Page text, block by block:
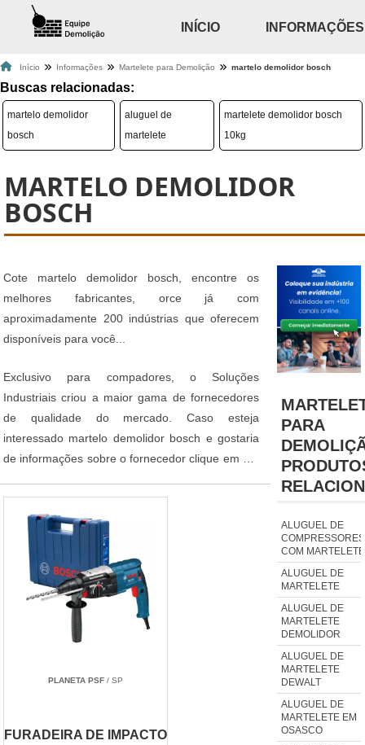
INÍCIO INFORMAÇÕES
Início Informações Martelete para Demolição martelo demolidor bosch
Buscas relacionadas:
martelo demolidor
bosch
aluguel de
martelete
martelete demolidor bosch
10kg
MARTELO DEMOLIDOR
BOSCH
Cote martelo demolidor bosch, encontre os
melhores fabricantes, orce já com
aproximadamente 200 indústrias que oferecem
disponíveis para você...
Exclusivo para compadores, o Soluções
Industriais criou a maior gama de fornecedores
de qualidade do mercado. Caso esteja
interessado martelo demolidor bosch e gostaria
de informações sobre o fornecedor clique em um
PLANETA PSF/ SP
FURADEIRA DE IMPACTO
PARA
ALUGUEL DE
COMPRESSORES
COM MARTELETE
ALUGUEL DE
MARTELETE
ALUGUEL DE
MARTELETE
DEMOLIDOR
ALUGUEL DE
MARTELETE
DEWALT
ALUGUEL DE
MARTELETE EM
OSASCO